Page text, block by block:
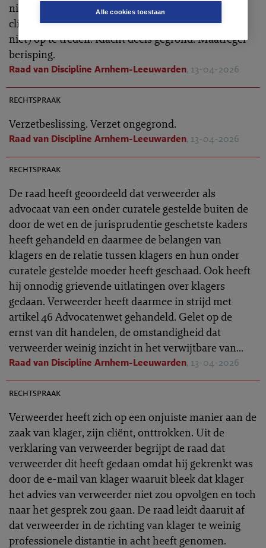
Alle cookies toestaan
niet is toegestaan om tegen zijn eigen (voormalig)
cliënt of die van zijn kantoorgenoten (advocaat of
niet) op te treden. Klacht deels gegrond. Maatregel
berisping.
Raad van Discipline Arnhem-Leeuwarden, 13-04-2026
rechtspraak
Verzetbeslissing. Verzet ongegrond.
Raad van Discipline Arnhem-Leeuwarden, 13-04-2026
rechtspraak
De raad heeft geoordeeld dat verweerder als
advocaat van een onder curatele gestelde buiten de
door de wet en de jurisprudentie geschetste kaders
heeft gehandeld en daarmee de belangen van
klagers en de relatie tussen klagers en hun onder
curatele gestelde moeder heeft geschaad. Ook heeft
hij onnodig grievende uitlatingen over klagers
gedaan. Verweerder heeft daarmee in strijd met
artikel 46 Advocatenwet gehandeld. Gelet op de
ernst van dit handelen, de omstandigheid dat
verweerder weinig inzicht in het verwijtbare van...
Raad van Discipline Arnhem-Leeuwarden, 13-04-2026
rechtspraak
Verweerder heeft zich op een onjuiste manier aan de
zaak van klager, zijn cliënt, onttrokken. Uit de
verklaring van verweerder begrijpt de raad dat
verweerder dit heeft gedaan omdat hij gekrenkt was
door de e-mail van klager waaruit bleek dat klager
het advies van verweerder niet zou opvolgen en toch
naar het gesprek zou gaan. De raad leidt daaruit af
dat verweerder in de richting van klager te weinig
professionele distantie in acht heeft genomen.